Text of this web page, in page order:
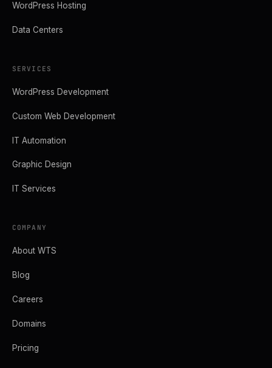
WordPress Hosting
Data Centers
SERVICES
WordPress Development
Custom Web Development
IT Automation
Graphic Design
IT Services
COMPANY
About WTS
Blog
Careers
Domains
Pricing